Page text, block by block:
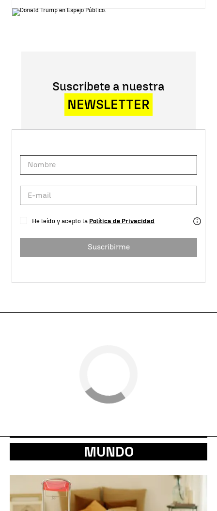
Suscríbete a nuestra
NEWSLETTER
He leído y acepto la Política de Privacidad
Suscribirme
MUNDO